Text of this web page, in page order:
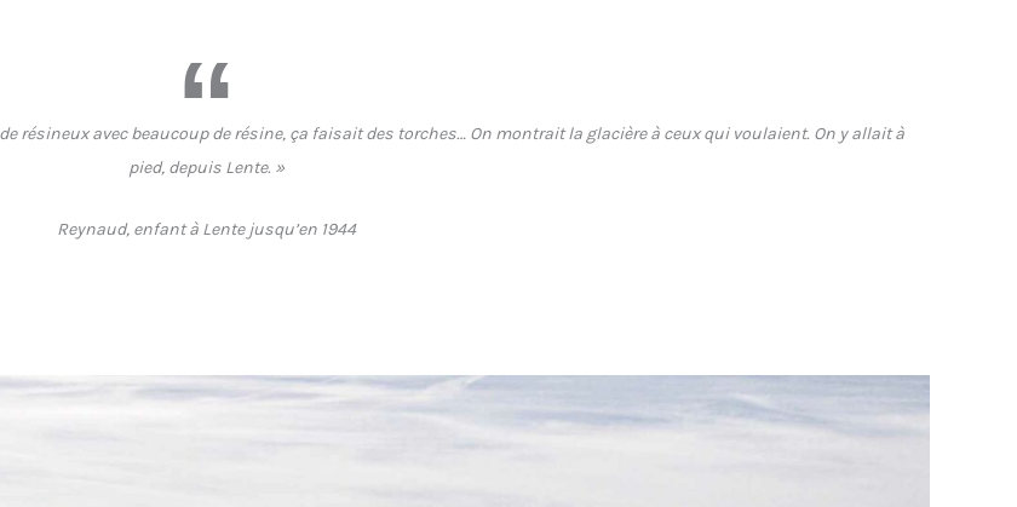
résineux avec beaucoup de résine, ça faisait des torches… On montrait la glacière à ceux qui voulaient. On y allait à
pied, depuis Lente. »
Reynaud, enfant à Lente jusqu’en 1944